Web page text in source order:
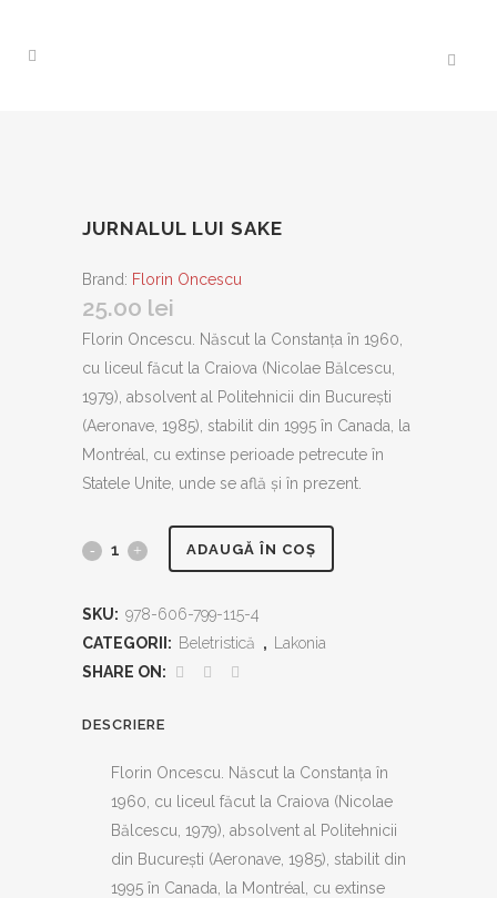
JURNALUL LUI SAKE
Brand: Florin Oncescu
25.00 lei
Florin Oncescu. Născut la Constanța în 1960,
cu liceul făcut la Craiova (Nicolae Bălcescu,
1979), absolvent al Politehnicii din București
(Aeronave, 1985), stabilit din 1995 în Canada, la
Montréal, cu extinse perioade petrecute în
Statele Unite, unde se află şi în prezent.
Jurnalul
quantity
ADAUGĂ ÎN COȘ
SKU: 978-606-799-115-4
CATEGORII: Beletristică ,
Lakonia
SHARE ON:
DESCRIERE
Florin Oncescu. Născut la Constanța în
1960, cu liceul făcut la Craiova (Nicolae
Bălcescu, 1979), absolvent al Politehnicii
din București (Aeronave, 1985), stabilit din
1995 în Canada, la Montréal, cu extinse